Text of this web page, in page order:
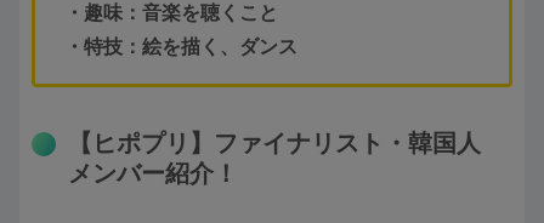
・趣味：音楽を聴くこと
・特技：絵を描く、ダンス
【ヒポプリ】ファイナリスト・韓国人
メンバー紹介！